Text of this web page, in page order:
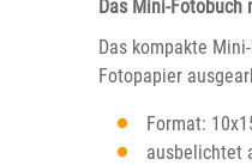
Das Mini-Fotobuch
Das kompakte
Fotopapier
Format:
ausbelichtet